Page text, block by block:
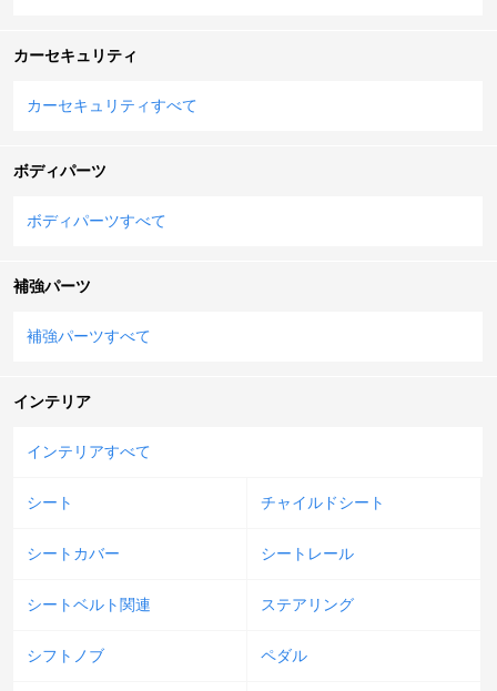
カーセキュリティ
カーセキュリティすべて
ボディパーツ
ボディパーツすべて
補強パーツ
補強パーツすべて
インテリア
インテリアすべて
シート チャイルドシート
シートカバー シートレール
シートベルト関連 ステアリング
シフトノブ ペダル